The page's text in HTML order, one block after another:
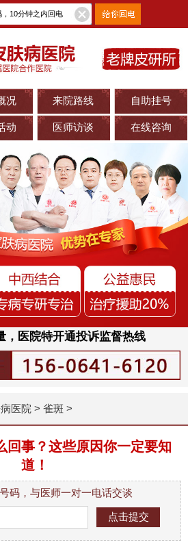
况 来院路线 自助挂号
动 医师访谈 在线咨询
，医院特开通投诉监督热线
医院 > 雀斑 >
回事？这些原因你一定要知
道！
码，与医师一对一电话交谈